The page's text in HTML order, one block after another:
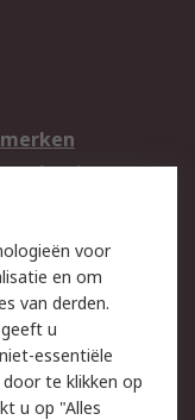
merken
advies
veiligheid
voor
en om
van derden.
u
essentiële
te klikken op
u op "Alles